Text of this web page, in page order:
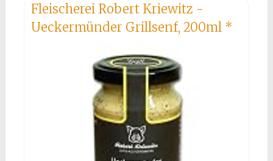
Fleischerei Robert Kriewitz -
Ueckermünder Grillsenf, 200ml *